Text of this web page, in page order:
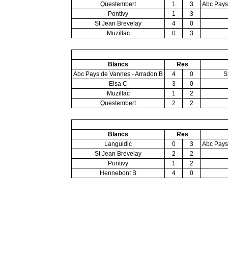
Questembert
1 3
Abc
Pontivy
1
3
St Jean Brevelay
4
0
Muzillac
0 3
Blancs
Res
Abc Pays de Vannes - Arradon B
4 0
Elsa C
3
0
Muzillac
1
2
Questembert
2 2
Blancs
Res
Languidic
0 3
Abc
St Jean Brevelay
2
2
Pontivy
1
2
Hennebont B
4 0